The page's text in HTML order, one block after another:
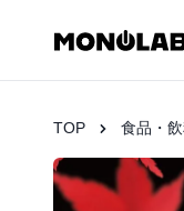
TOP 食品・